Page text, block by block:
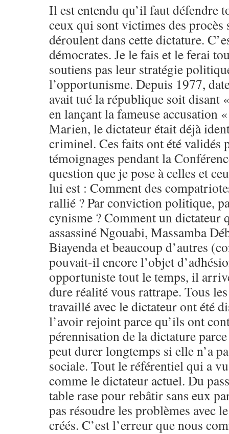
Il est entendu qu’il faut défendre
ceux qui sont victimes des procès
déroulent dans cette dictature.
démocrates. Je le fais et le ferai
soutiens pas leur stratégie
l’opportunisme. Depuis 1977,
avait tué la république soit
en lançant la fameuse accusation
Marien, le dictateur était déjà
criminel. Ces faits ont été validés
témoignages pendant la
question que je pose à celles et
lui est : Comment des
rallié ? Par conviction politique,
cynisme ? Comment un dictateur
assassiné Ngouabi, Massamba
Biayenda et beaucoup d’autres
pouvait-il encore l’objet
opportuniste tout le temps, il
dure réalité vous rattrape. Tous
travaillé avec le dictateur ont été
l’avoir rejoint parce qu’ils ont
pérennisation de la dictature
peut durer longtemps si elle n’a
sociale. Tout le référentiel qui a
comme le dictateur actuel. Du
table rase pour rebâtir sans eux
pas résoudre les problèmes avec
créés. C’est l’erreur que nous